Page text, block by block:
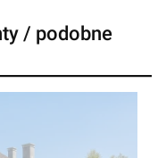
/ podobne